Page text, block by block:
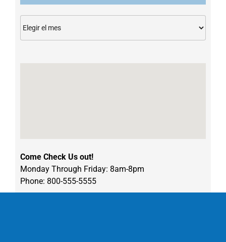
Come Check Us out!
Monday Through Friday: 8am-8pm
Phone: 800-555-5555